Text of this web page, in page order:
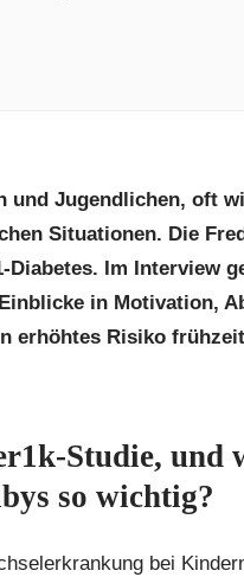
und Jugendlichen, oft
Situationen. Die
Im Interview
in Motivation,
erhöhtes Risiko
Studie, und
so wichtig?
bei